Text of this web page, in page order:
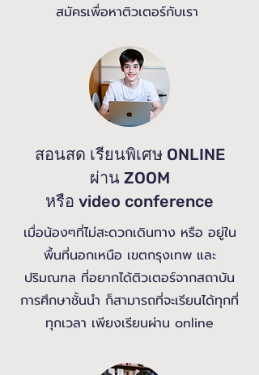
สมัครเพื่อหาติวเตอร์กับเรา
สอนสด เรียนพิเศษ ONLINE
ผ่าน ZOOM
หรือ video conference
เมื่อน้องๆที่ไม่สะดวกเดินทาง หรือ อยู่ใน
พื้นที่นอกเหนือ เขตกรุงเทพ และ
ปริมณฑล ที่อยากได้ติวเตอร์จากสถาบัน
การศึกษาชั้นนำ ก็สามารถที่จะเรียนได้ทุกที่
ทุกเวลา เพียงเรียนผ่าน online